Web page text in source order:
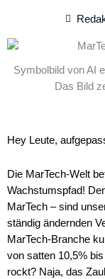
Symbolbild von AI
Das Bild
Hey Leute,
Die MarTech-Welt
Wachstumspfad!
MarTech – sind
ständig ändernden
MarTech-Branche
von satten 10,5%
rockt? Naja, das